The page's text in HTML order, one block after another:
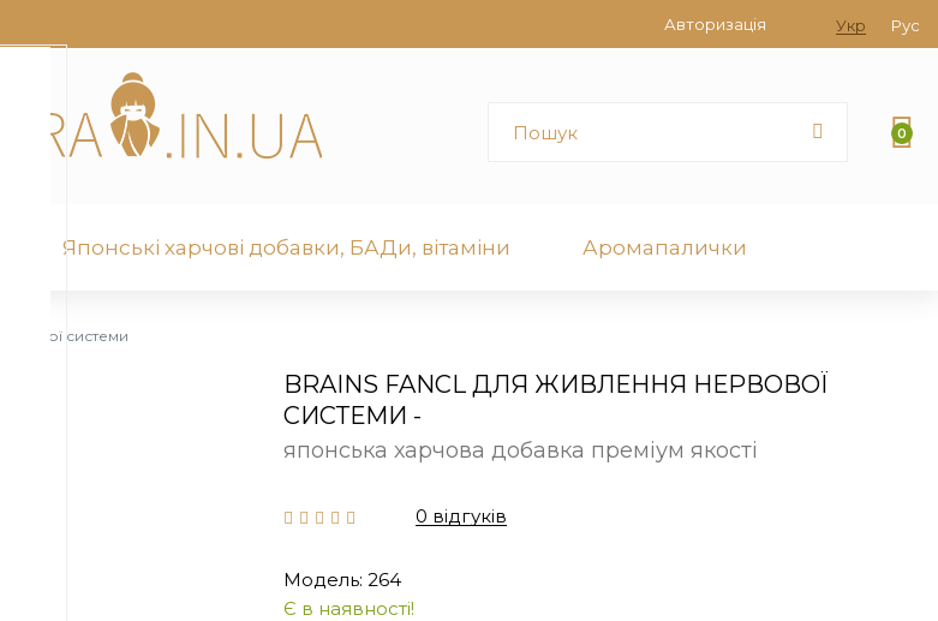
Авторизація Укр Рус
0
Японські харчові добавки, БАДи, вітаміни Аромапалички
системи
BRAINS FANCL ДЛЯ ЖИВЛЕННЯ НЕРВОВОЇ
СИСТЕМИ -
японська харчова добавка преміум якості
0 відгуків
Модель: 264
Є в наявності!